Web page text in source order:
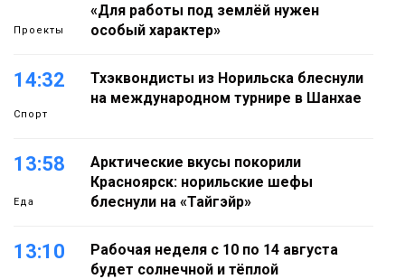
Проекты
«Для работы под землёй нужен
особый характер»
14:32
Спорт
Тхэквондисты из Норильска блеснули
на международном турнире в Шанхае
13:58
Еда
Арктические вкусы покорили
Красноярск: норильские шефы
блеснули на «Тайгэйр»
13:10
Рабочая неделя с 10 по 14 августа
будет солнечной и тёплой